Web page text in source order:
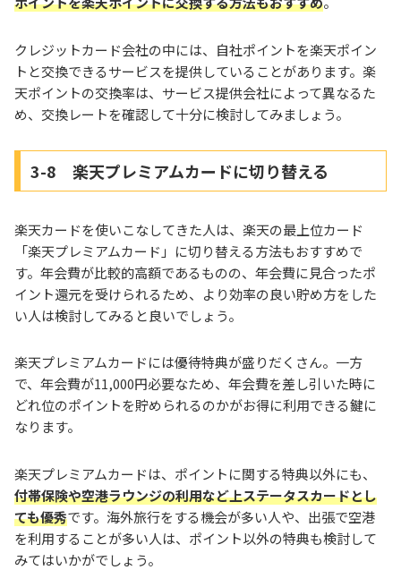
クレジットカード会社の中には、自社ポイントを楽天ポイン
トと交換できるサービスを提供していることがあります。楽
天ポイントの交換率は、サービス提供会社によって異なるた
め、交換レートを確認して十分に検討してみましょう。
3-8 楽天プレミアムカードに切り替える
楽天カードを使いこなしてきた人は、楽天の最上位カード
「楽天プレミアムカード」に切り替える方法もおすすめで
す。年会費が比較的高額であるものの、年会費に見合ったポ
イント還元を受けられるため、より効率の良い貯め方をした
い人は検討してみると良いでしょう。
楽天プレミアムカードには優待特典が盛りだくさん。一方
で、年会費が11,000円必要なため、年会費を差し引いた時に
どれ位のポイントを貯められるのかがお得に利用できる鍵に
なります。
楽天プレミアムカードは、ポイントに関する特典以外にも、
付帯保険や空港ラウンジの利用など上ステータスカードとし
ても優秀です。海外旅行をする機会が多い人や、出張で空港
を利用することが多い人は、ポイント以外の特典も検討して
みてはいかがでしょう。